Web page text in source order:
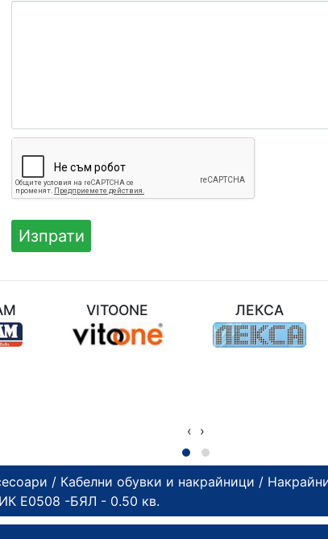
VITOONE ЛЕКСА
‹ ›
/ Кабелни обувки и накрайници /
Е0508 -БЯЛ - 0.50 кв.